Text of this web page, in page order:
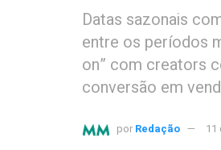
Datas sazonais
entre os períodos
on” com creators
conversão em
por Redação 11